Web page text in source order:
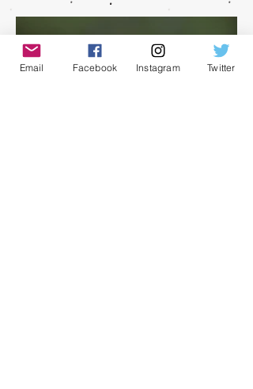
Notícias da Região
31 de out. de 2022
3 min de leitura
Email Facebook Instagram Twitter